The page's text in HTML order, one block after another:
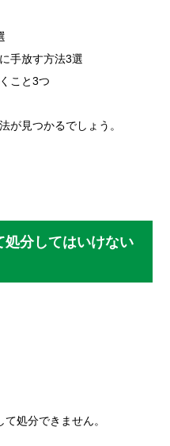
手放す方法3選
こと3つ
が見つかるでしょう。
処分してはいけない
処分できません。